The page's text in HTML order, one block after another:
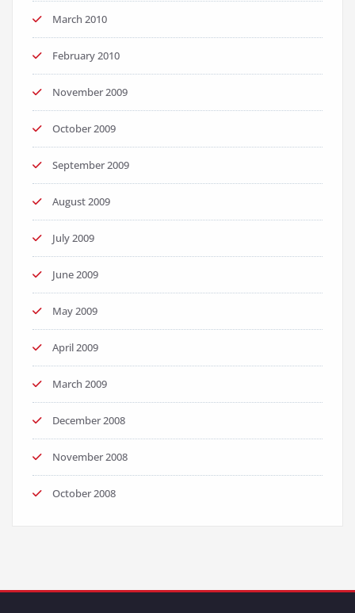
March 2010
February 2010
November 2009
October 2009
September 2009
August 2009
July 2009
June 2009
May 2009
April 2009
March 2009
December 2008
November 2008
October 2008